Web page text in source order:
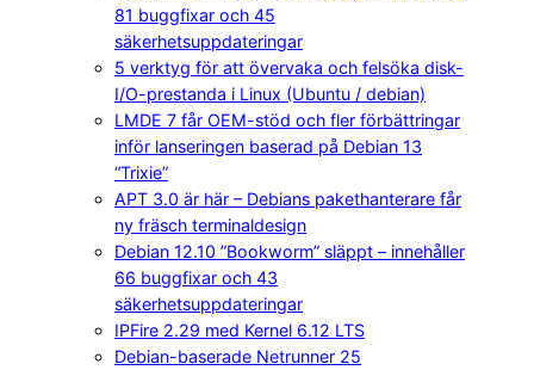
81 buggfixar och 45
säkerhetsuppdateringar
5 verktyg för att övervaka och felsöka disk-
I/O-prestanda i Linux (Ubuntu / debian)
LMDE 7 får OEM-stöd och fler förbättringar
inför lanseringen baserad på Debian 13
“Trixie”
APT 3.0 är här – Debians pakethanterare får
ny fräsch terminaldesign
Debian 12.10 ”Bookworm” släppt – innehåller
66 buggfixar och 43
säkerhetsuppdateringar
IPFire 2.29 med Kernel 6.12 LTS
Debian-baserade Netrunner 25